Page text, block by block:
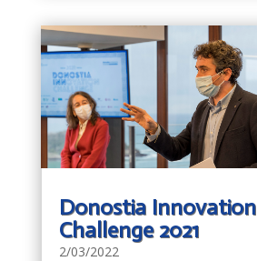
Donostia Innovation
Challenge 2021
2/03/2022